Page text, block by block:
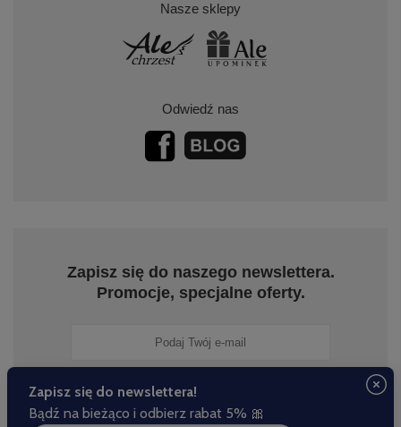
Nasze sklepy
Odwiedź nas
Zapisz się do naszego newslettera.
Promocje, specjalne oferty.
Zapisz się